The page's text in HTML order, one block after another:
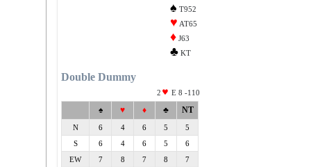
♠ T952
♥ AT65
♦ J63
♣ KT
Double Dummy
2 E 8 -110
♠ ♥ ♦ ♣ NT
N 6 4 6 5
5
S
6 4 6 5
6
EW
7 8 7 8 7